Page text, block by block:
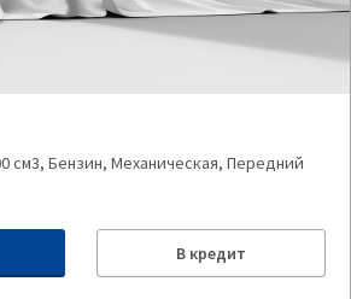
см3, Бензин, Механическая, Передний
В кредит